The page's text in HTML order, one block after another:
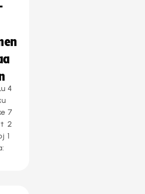
4
7
2
1